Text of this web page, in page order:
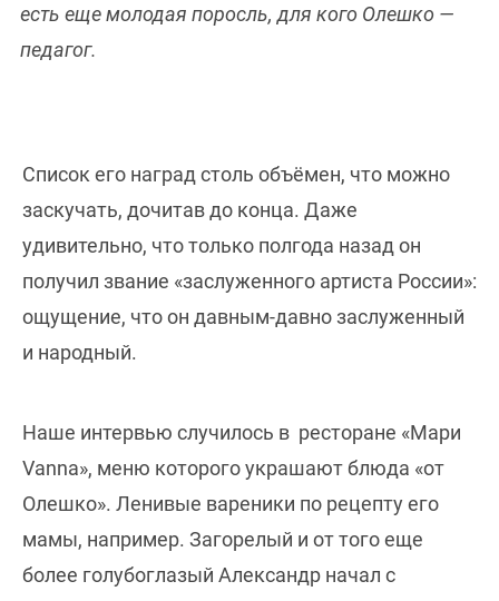
есть еще молодая поросль, для кого Олешко —
педагог.
Список его наград столь объёмен, что можно
заскучать, дочитав до конца. Даже
удивительно, что только полгода назад он
получил звание «заслуженного артиста России»:
ощущение, что он давным-давно заслуженный
и народный.
Наше интервью случилось в ресторане «Мари
Vanna», меню которого украшают блюда «от
Олешко». Ленивые вареники по рецепту его
мамы, например. Загорелый и от того еще
более голубоглазый Александр начал с